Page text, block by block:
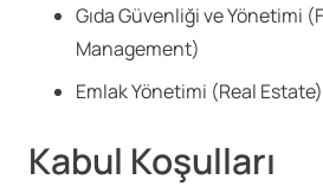
Gıda Güvenliği ve Yönetimi
Management)
Emlak Yönetimi (Real Estate)
Kabul Koşulları